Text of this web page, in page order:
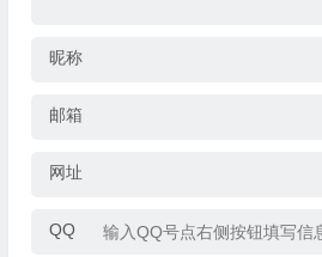
昵称
邮箱
网址
QQ